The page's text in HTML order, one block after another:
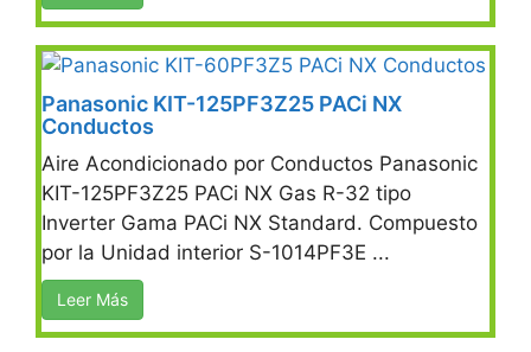
Panasonic KIT-125PF3Z25 PACi NX
Conductos
Aire Acondicionado por Conductos Panasonic
KIT-125PF3Z25 PACi NX Gas R-32 tipo
Inverter Gama PACi NX Standard. Compuesto
por la Unidad interior S-1014PF3E ...
Leer Más